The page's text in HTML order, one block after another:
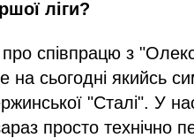
ліги?
співпрацю з
на сьогодні якийсь
"Сталі". У
просто технічно